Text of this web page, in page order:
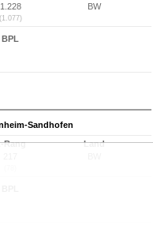
1.228
(1.077)
BW
BPL
Sandhofen
Rang
Land